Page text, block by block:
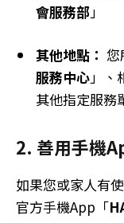
會服務部 」
其他地點： 您
服務中心」、
其他指定服務
2. 善用手機
如果您或家人有
官方手機App「